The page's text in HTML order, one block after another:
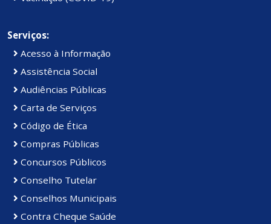
Serviços:
Acesso à Informação
Assistência Social
Audiências Públicas
Carta de Serviços
Código de Ética
Compras Públicas
Concursos Públicos
Conselho Tutelar
Conselhos Municipais
Contra Cheque Saúde